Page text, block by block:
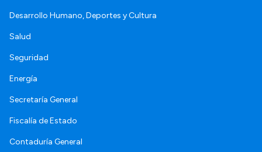
Desarrollo Humano, Deportes y Cultura
Salud
Seguridad
Energía
Secretaría General
Fiscalía de Estado
Contaduría General